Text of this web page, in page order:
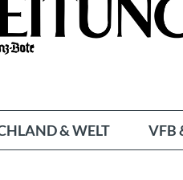
& WELT VFB